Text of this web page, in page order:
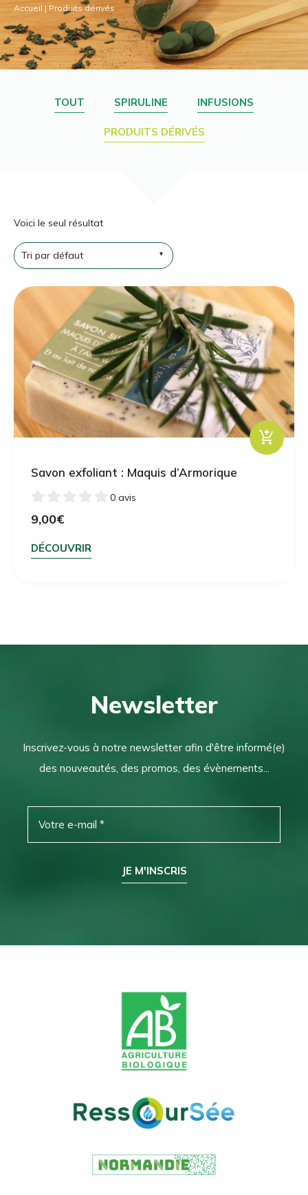
Accueil | Produits dérivés
TOUT SPIRULINE INFUSIONS
PRODUITS DÉRIVÉS
Voici le seul résultat
Savon exfoliant : Maquis d’Armorique
0 avis
9,00€
DÉCOUVRIR
add_shopping_cart
Newsletter
Inscrivez-vous à notre newsletter afin d'être informé(e)
des nouveautés, des promos, des évènements...